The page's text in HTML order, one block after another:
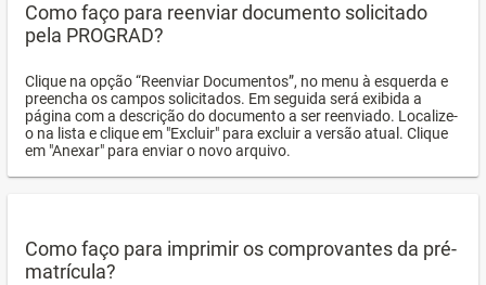
Como faço para reenviar documento solicitado
pela PROGRAD?
Clique na opção “Reenviar Documentos”, no menu à esquerda e
preencha os campos solicitados. Em seguida será exibida a
página com a descrição do documento a ser reenviado. Localize-
o na lista e clique em "Excluir" para excluir a versão atual. Clique
em "Anexar" para enviar o novo arquivo.
Como faço para imprimir os comprovantes da pré-
matrícula?